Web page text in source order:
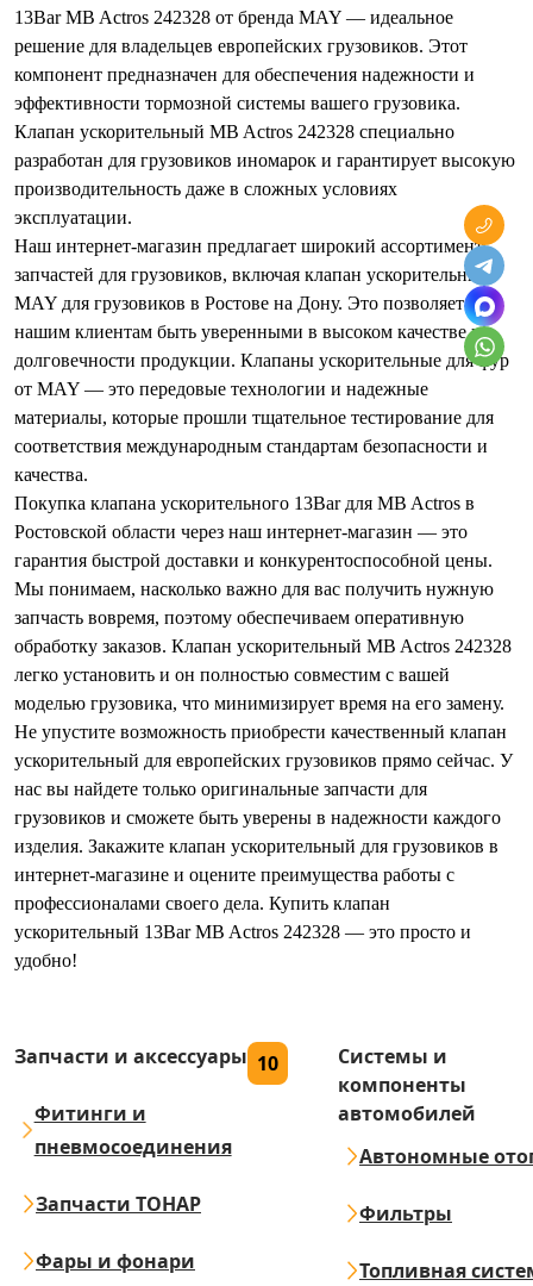
13Bar MB Actros 242328 от бренда MAY — идеальное
решение для владельцев европейских грузовиков. Этот
компонент предназначен для обеспечения надежности и
эффективности тормозной системы вашего грузовика.
Клапан ускорительный MB Actros 242328 специально
разработан для грузовиков иномарок и гарантирует высокую
производительность даже в сложных условиях
эксплуатации.
Наш интернет-магазин предлагает широкий ассортимент
запчастей для грузовиков, включая клапан ускорительный
MAY для грузовиков в Ростове на Дону. Это позволяет
нашим клиентам быть уверенными в высоком качестве и
долговечности продукции. Клапаны ускорительные для фур
от MAY — это передовые технологии и надежные
материалы, которые прошли тщательное тестирование для
соответствия международным стандартам безопасности и
качества.
Покупка клапана ускорительного 13Bar для MB Actros в
Ростовской области через наш интернет-магазин — это
гарантия быстрой доставки и конкурентоспособной цены.
Мы понимаем, насколько важно для вас получить нужную
запчасть вовремя, поэтому обеспечиваем оперативную
обработку заказов. Клапан ускорительный MB Actros 242328
легко установить и он полностью совместим с вашей
моделью грузовика, что минимизирует время на его замену.
Не упустите возможность приобрести качественный клапан
ускорительный для европейских грузовиков прямо сейчас. У
нас вы найдете только оригинальные запчасти для
грузовиков и сможете быть уверены в надежности каждого
изделия. Закажите клапан ускорительный для грузовиков в
интернет-магазине и оцените преимущества работы с
профессионалами своего дела. Купить клапан
ускорительный 13Bar MB Actros 242328 — это просто и
удобно!
Запчасти и аксессуары 10
Фитинги и
пневмосоединения
Запчасти ТОНАР
Фары и фонари
Системы и
компоненты
автомобилей
Автономные
Фильтры
Топливная